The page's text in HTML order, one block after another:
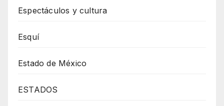
Espectáculos y cultura
Esquí
Estado de México
ESTADOS